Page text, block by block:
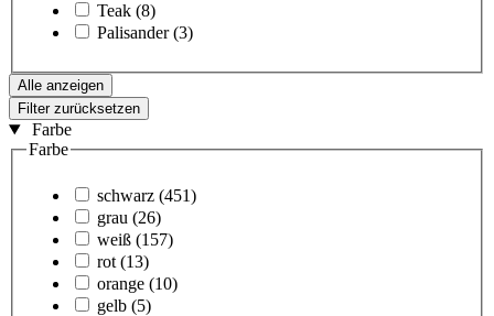
Teak (8)
Palisander (3)
Alle anzeigen
Filter zurücksetzen
Farbe
Farbe
schwarz (451)
grau (26)
weiß (157)
rot (13)
orange (10)
gelb (5)